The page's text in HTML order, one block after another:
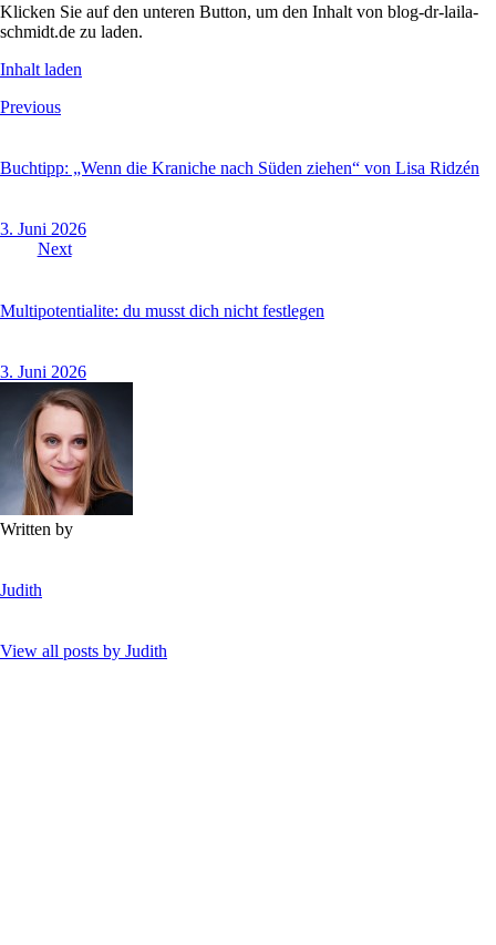
Klicken Sie auf den unteren Button, um den Inhalt von blog-dr-laila-
schmidt.de zu laden.
Inhalt laden
Previous
Buchtipp: „Wenn die Kraniche nach Süden ziehen“ von Lisa Ridzén
3. Juni 2026
Next
Multipotentialite: du musst dich nicht festlegen
3. Juni 2026
Written by
Judith
View all posts by Judith